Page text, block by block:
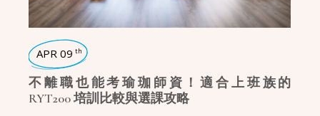
APR 09 th
不離職也能考瑜珈師資！適合上班族的
RYT200 培訓比較與選課攻略